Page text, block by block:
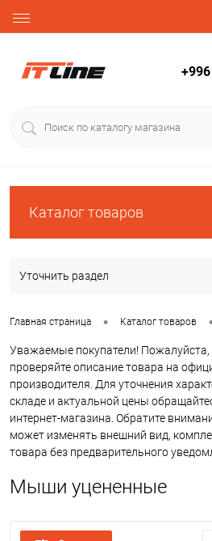
Каталог товаров
Уточнить раздел
Главная страница • Каталог товаров
Уважаемые покупатели! Пожалуйста,
проверяйте описание товара на
производителя. Для уточнения
складе и актуальной цены
интернет-магазина. Обратите
может изменять внешний вид,
товара без предварительного
Мыши уцененные